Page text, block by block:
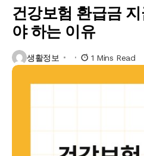
건강보험 환급금
야 하는 이유
생활정보 1 Mins Read